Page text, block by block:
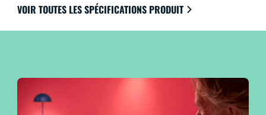
VOIR TOUTES LES SPÉCIFICATIONS PRODUIT